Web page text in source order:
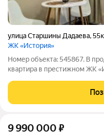
улица Старшины Дадаева,
ЖК «История»
Номер объекта: 545867. В
квартира в престижном ЖК
одном из самых престижных
9 990 000 ₽